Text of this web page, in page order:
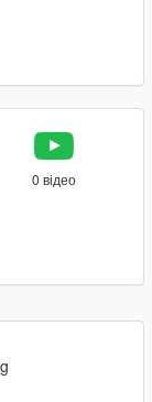
0 відео